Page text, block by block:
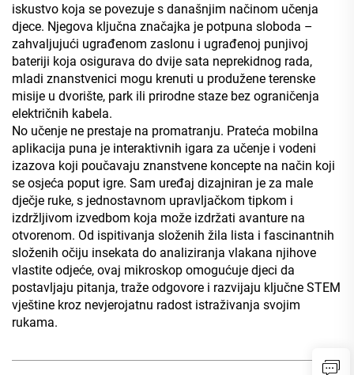
iskustvo koja se povezuje s današnjim načinom učenja
djece. Njegova ključna značajka je potpuna sloboda –
zahvaljujući ugrađenom zaslonu i ugrađenoj punjivoj
bateriji koja osigurava do dvije sata neprekidnog rada,
mladi znanstvenici mogu krenuti u produžene terenske
misije u dvorište, park ili prirodne staze bez ograničenja
električnih kabela.
No učenje ne prestaje na promatranju. Prateća mobilna
aplikacija puna je interaktivnih igara za učenje i vodeni
izazova koji poučavaju znanstvene koncepte na način koji
se osjeća poput igre. Sam uređaj dizajniran je za male
dječje ruke, s jednostavnom upravljačkom tipkom i
izdržljivom izvedbom koja može izdržati avanture na
otvorenom. Od ispitivanja složenih žila lista i fascinantnih
složenih očiju insekata do analiziranja vlakana njihove
vlastite odjeće, ovaj mikroskop omogućuje djeci da
postavljaju pitanja, traže odgovore i razvijaju ključne STEM
vještine kroz nevjerojatnu radost istraživanja svojim
rukama.